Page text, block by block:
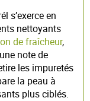
s’exerce en
nettoyants
de fraîcheur,
note de
les impuretés
la peau à
plus ciblés.